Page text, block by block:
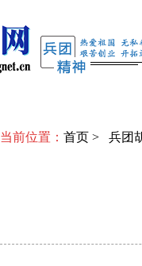
当前位置： 首页 > 兵团